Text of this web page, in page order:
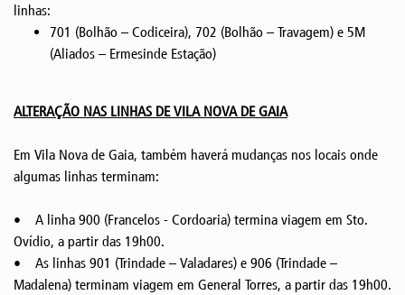
linhas:
701 (Bolhão – Codiceira), 702 (Bolhão – Travagem) e 5M
(Aliados – Ermesinde Estação)
ALTERAÇÃO NAS LINHAS DE VILA NOVA DE GAIA
Em Vila Nova de Gaia, também haverá mudanças nos locais onde
algumas linhas terminam:
• A linha 900 (Francelos - Cordoaria) termina viagem em Sto.
Ovídio, a partir das 19h00.
• As linhas 901 (Trindade – Valadares) e 906 (Trindade –
Madalena) terminam viagem em General Torres, a partir das 19h00.